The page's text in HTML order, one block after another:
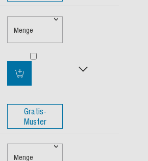
Menge
Gratis-
Muster
Menge